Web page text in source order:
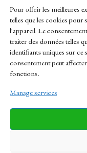
Pour offrir les meilleures
telles que les cookies
l'appareil. Le
traiter des données telles
identifiants uniques sur ce
consentement peut
fonctions.
Manage services
Links
Contact
Sitemap
News
Business Tech